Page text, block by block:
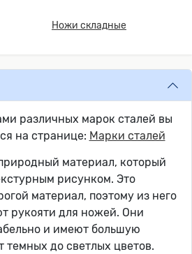
Ножи складные
различных марок сталей вы
на странице: Марки сталей
материал, который
рисунком. Это
материал, поэтому из него
рукояти для ножей. Они
и имеют большую
темных до светлых цветов.